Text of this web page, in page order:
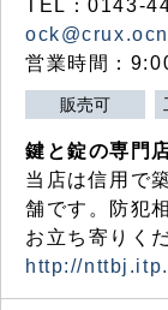
TEL：0143-
営業時間：
販売可
鍵と錠の専門
当店は信用で
舗です。防犯
お立ち寄りく
http://